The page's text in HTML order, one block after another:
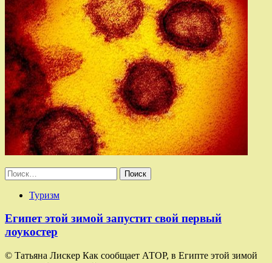
Найти:
Туризм
Египет этой зимой запустит свой первый
лоукостер
© Татьяна Лискер Как сообщает АТОР, в Египте этой зимой